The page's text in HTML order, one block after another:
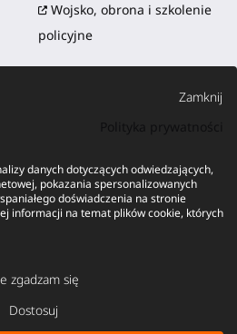
DO KOSZYKA -40,00 €
Wojsko, obrona i szkolenie
policyjne
|Warunki sprzedaży|Wysyłka i
|Zwroty i zwrot pieniędzy
Zamknij
danych dotyczących odwiedzających,
pokazania spersonalizowanych
doświadczenia na stronie
informacji na temat plików cookie, których
zgadzam się
Dostosuj